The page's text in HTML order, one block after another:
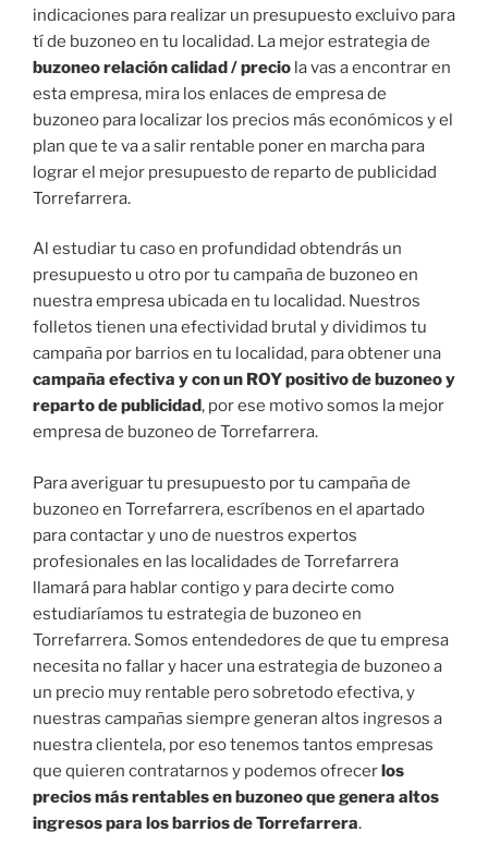
indicaciones para realizar un presupuesto excluivo para
tí de buzoneo en tu localidad. La mejor estrategia de
buzoneo relación calidad / precio la vas a encontrar en
esta empresa, mira los enlaces de empresa de
buzoneo para localizar los precios más económicos y el
plan que te va a salir rentable poner en marcha para
lograr el mejor presupuesto de reparto de publicidad
Torrefarrera.
Al estudiar tu caso en profundidad obtendrás un
presupuesto u otro por tu campaña de buzoneo en
nuestra empresa ubicada en tu localidad. Nuestros
folletos tienen una efectividad brutal y dividimos tu
campaña por barrios en tu localidad, para obtener una
campaña efectiva y con un ROY positivo de buzoneo y
reparto de publicidad, por ese motivo somos la mejor
empresa de buzoneo de Torrefarrera.
Para averiguar tu presupuesto por tu campaña de
buzoneo en Torrefarrera, escríbenos en el apartado
para contactar y uno de nuestros expertos
profesionales en las localidades de Torrefarrera
llamará para hablar contigo y para decirte como
estudiaríamos tu estrategia de buzoneo en
Torrefarrera. Somos entendedores de que tu empresa
necesita no fallar y hacer una estrategia de buzoneo a
un precio muy rentable pero sobretodo efectiva, y
nuestras campañas siempre generan altos ingresos a
nuestra clientela, por eso tenemos tantos empresas
que quieren contratarnos y podemos ofrecerlos
precios más rentables en buzoneo que genera altos
ingresos para los barrios de Torrefarrera.